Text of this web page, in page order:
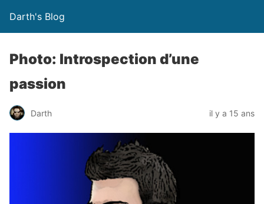
Darth's Blog
Photo: Introspection d’une
passion
Darth il y a 15 ans